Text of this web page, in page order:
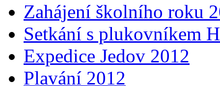
Zahájení školního roku
Setkání s plukovníkem
Expedice Jedov 2012
Plavání 2012